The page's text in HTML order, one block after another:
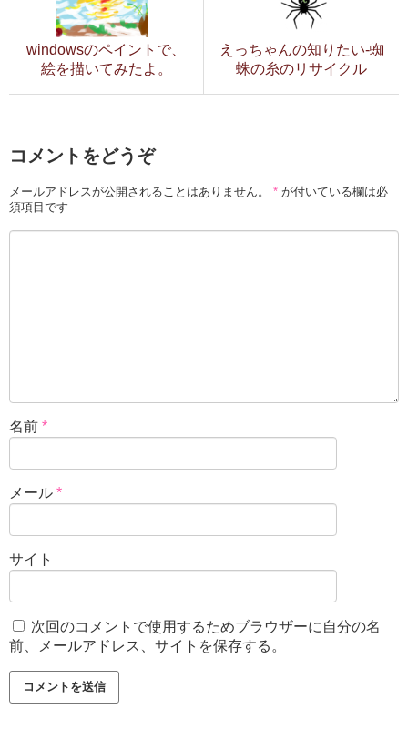
windowsのペイントで、
絵を描いてみたよ。
えっちゃんの知りたい-蜘
蛛の糸のリサイクル
コメントをどうぞ
メールアドレスが公開されることはありません。 * が付いている欄は必
須項目です
名前 *
メール *
サイト
次回のコメントで使用するためブラウザーに自分の名
前、メールアドレス、サイトを保存する。